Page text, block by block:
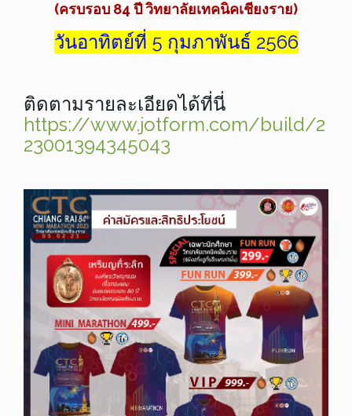
(ครบรอบ 84 ปี วิทยาลัยเทคนิคเชียงราย)
วันอาทิตย์ที่ 5 กุมภาพันธ์ 2566
ติดตามรายละเอียดได้ที่นี่
https://www.jotform.com/build/2
23001394345043